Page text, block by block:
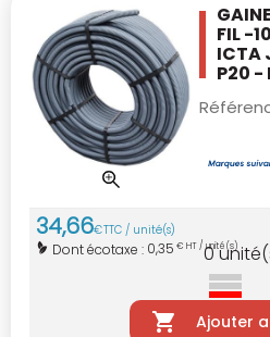
FIL -
ICTA
P20 -
34,66€TTC / unité(s)
Dont écotaxe : 0,35 € HT / unité(s)
0
Ajouter